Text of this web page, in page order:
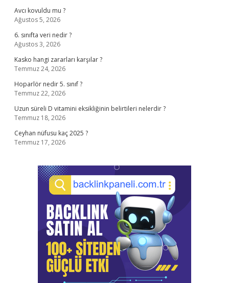
Avcı kovuldu mu ?
Ağustos 5, 2026
6. sınıfta veri nedir ?
Ağustos 3, 2026
Kasko hangi zararları karşılar ?
Temmuz 24, 2026
Hoparlör nedir 5. sınıf ?
Temmuz 22, 2026
Uzun süreli D vitamini eksikliğinin belirtileri nelerdir ?
Temmuz 18, 2026
Ceyhan nüfusu kaç 2025 ?
Temmuz 17, 2026